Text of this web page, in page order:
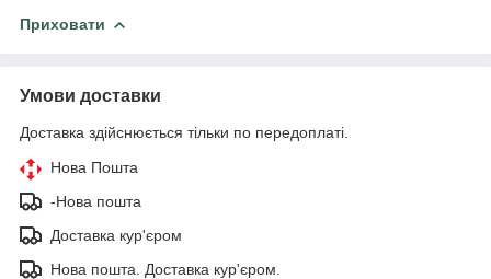
Приховати
Умови доставки
Доставка здійснюється тільки по передоплаті.
Нова Пошта
-Нова пошта
Доставка кур'єром
Нова пошта. Доставка кур'єром.